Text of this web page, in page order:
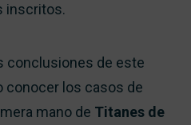
inscritos.
conclusiones de este
conocer los casos de
mano de Titanes de